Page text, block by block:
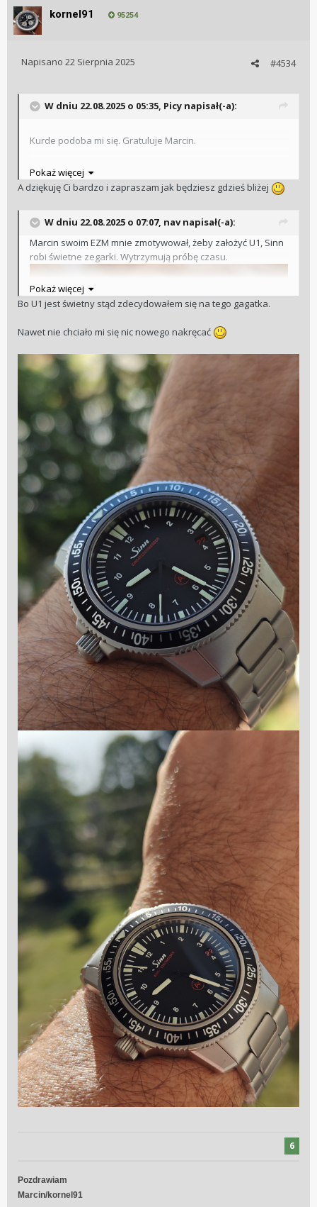
kornel91 95254
#4534
Napisano 22 Sierpnia 2025
W dniu 22.08.2025 o 05:35, Picy napisał(-a):
Kurde podoba mi się. Gratuluje Marcin.
Ja czekam aż będę mógł w twoim rejonie te tory
drogą już mam nadzieje że niebawem Białystok będę często
odwiedzał
Jeszcze kawałek do Ciebie
Pokaż więcej
A dziękuję Ci bardzo i zapraszam jak będziesz gdzieś bliżej
W dniu 22.08.2025 o 07:07, navnapisał(-a):
Marcin swoim EZM mnie zmotywował, żeby założyć U1, Sinn
robi świetne zegarki. Wytrzymują próbę czasu.
Pokaż więcej
Bo U1 jest świetny stąd zdecydowałem się na tego gagatka.
Nawet nie chciało mi się nic nowego nakręcać
6
Pozdrawiam
Marcin/kornel91